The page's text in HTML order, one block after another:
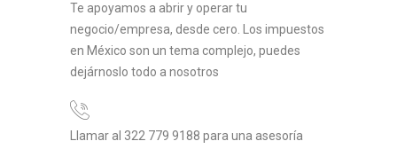
Te apoyamos a abrir y operar tu
negocio/empresa, desde cero. Los impuestos
en México son un tema complejo, puedes
dejárnoslo todo a nosotros
Llamar al 322 779 9188 para una asesoría